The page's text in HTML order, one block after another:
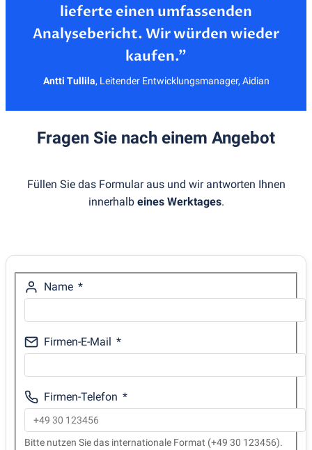
lieferte einen umfassenden
Analysebericht. Wir würden wieder
Antti Tullila, Leitender Entwicklungsmanager, Aidian
Fragen Sie nach einem Angebot
Füllen Sie das Formular aus und wir antworten Ihnen
innerhalb eines Werktages.
Name
Firmen-E-Mail
Firmen-Telefon
Bitte nutzen Sie das internationale Format (+49 30 123456).